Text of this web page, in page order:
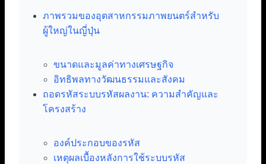
ภาพรวมของอุตสาหกรรมภาพยนตร์สำหรับ
ผู้ใหญ่ในญี่ปุ่น
ขนาดและมูลค่าทางเศรษฐกิจ
อิทธิพลทางวัฒนธรรมและสังคม
ถอดรหัสระบบรหัสผลงาน: ความสำคัญและ
โครงสร้าง
องค์ประกอบของรหัส
เหตุผลเบื้องหลังการใช้ระบบรหัส